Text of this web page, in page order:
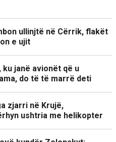
ullinjtë në Cërrik, flakët
e ujit
ku janë avionët që u
do të të marrë deti
zjarri në Krujë,
ushtria me helikopter